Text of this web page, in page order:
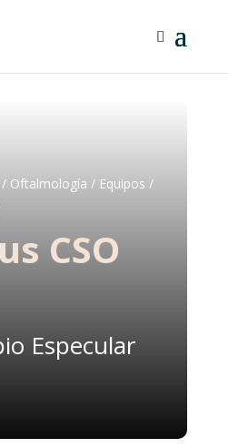
/ Oftalmología / Equipos /
CSO
Especular